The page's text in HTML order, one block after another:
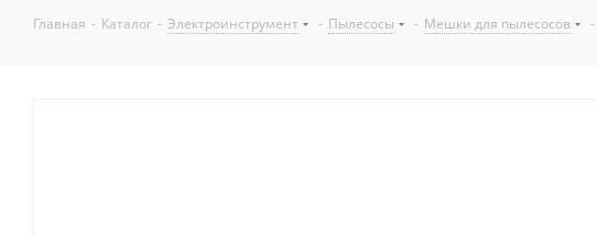
Главная - Каталог - Электроинструмент - Пылесосы - Мешки для пылесосов -